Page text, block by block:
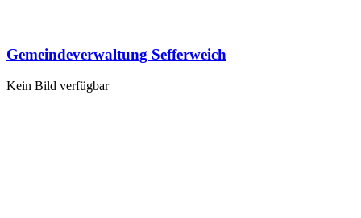
Gemeindeverwaltung Sefferweich
Kein Bild verfügbar